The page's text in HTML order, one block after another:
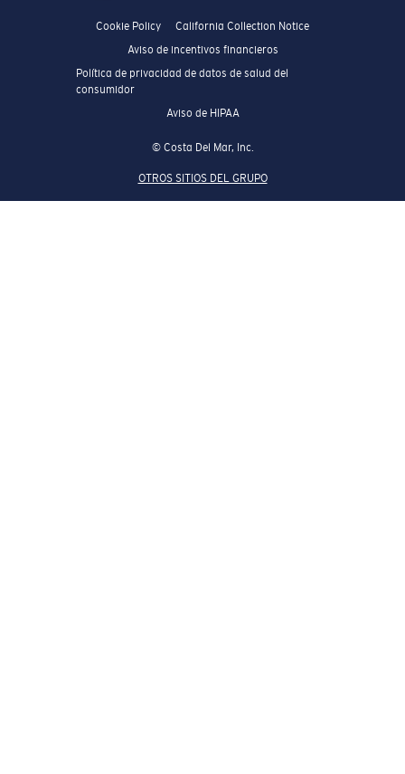
Cookie Policy
California Collection Notice
Aviso de incentivos financieros
Política de privacidad de datos de salud del
consumidor
Aviso de HIPAA
© Costa Del Mar, Inc.
OTROS SITIOS DEL GRUPO